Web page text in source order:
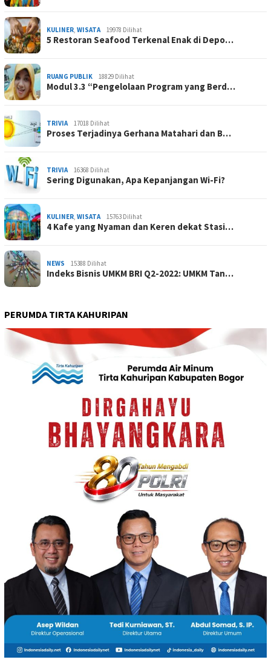
KULINER, WISATA 19978 Dilihat
5 Restoran Seafood Terkenal Enak di Depo…
RUANG PUBLIK 18829 Dilihat
Modul 3.3 “Pengelolaan Program yang Berd…
TRIVIA 17018 Dilihat
Proses Terjadinya Gerhana Matahari dan B…
TRIVIA 16368 Dilihat
Sering Digunakan, Apa Kepanjangan Wi-Fi?
KULINER, WISATA 15763 Dilihat
4 Kafe yang Nyaman dan Keren dekat Stasi…
NEWS 15388 Dilihat
Indeks Bisnis UMKM BRI Q2-2022: UMKM Tan…
PERUMDA TIRTA KAHURIPAN